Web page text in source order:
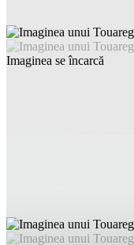
Imaginea se încarcă